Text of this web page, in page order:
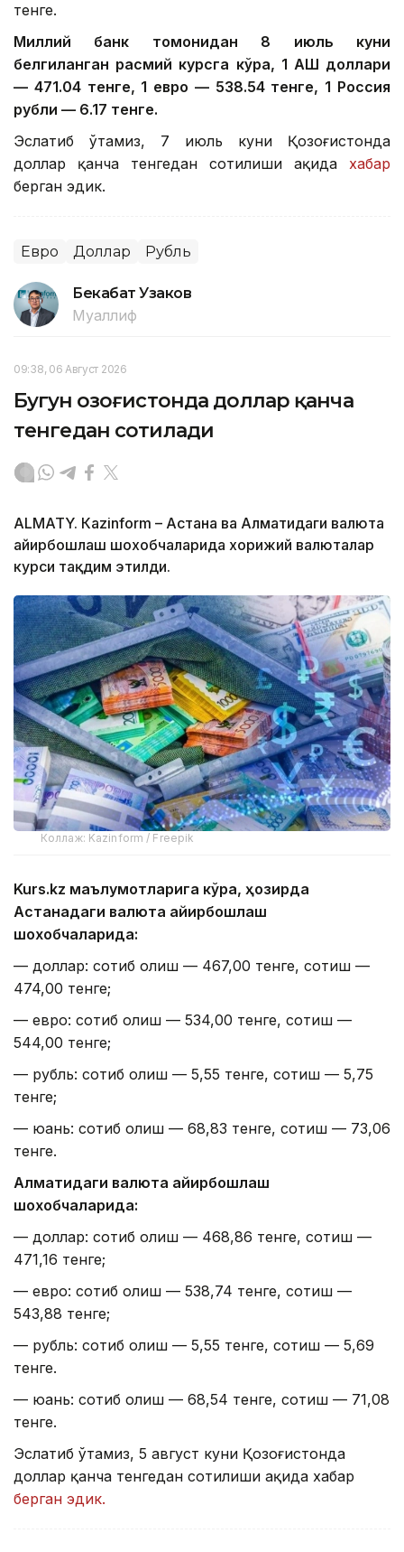
тенге.
Миллий банк томонидан 8 июль куни
белгиланган расмий курсга кўра, 1 АҚШ доллари
— 471.04 тенге, 1 евро — 538.54 тенге, 1 Россия
рубли — 6.17 тенге.
Эслатиб ўтамиз, 7 июль куни Қозоғистонда
доллар қанча тенгедан сотилиши ҳақида хабар
берган эдик.
Евро Доллар Рубль
Бекабат Узаков
Муаллиф
09:38, 06 Август 2026
Бугун Қозоғистонда доллар қанча
тенгедан сотилади
ALMATY. Кazinform – Астана ва Алматидаги валюта
айирбошлаш шохобчаларида хорижий валюталар
курси тақдим этилди.
Коллаж: Kazinform / Freepik
Kurs.kz маълумотларига кўра, ҳозирда
Астанадаги валюта айирбошлаш
шохобчаларида:
— доллар: сотиб олиш — 467,00 тенге, сотиш —
474,00 тенге;
— евро: сотиб олиш — 534,00 тенге, сотиш —
544,00 тенге;
— рубль: сотиб олиш — 5,55 тенге, сотиш — 5,75
тенге;
— юань: сотиб олиш — 68,83 тенге, сотиш — 73,06
тенге.
Алматидаги валюта айирбошлаш
шохобчаларида:
— доллар: сотиб олиш — 468,86 тенге, сотиш —
471,16 тенге;
— евро: сотиб олиш — 538,74 тенге, сотиш —
543,88 тенге;
— рубль: сотиб олиш — 5,55 тенге, сотиш — 5,69
тенге.
— юань: сотиб олиш — 68,54 тенге, сотиш — 71,08
тенге.
Эслатиб ўтамиз, 5 август куни Қозоғистонда
доллар қанча тенгедан сотилиши ҳақида хабар
берган эдик.